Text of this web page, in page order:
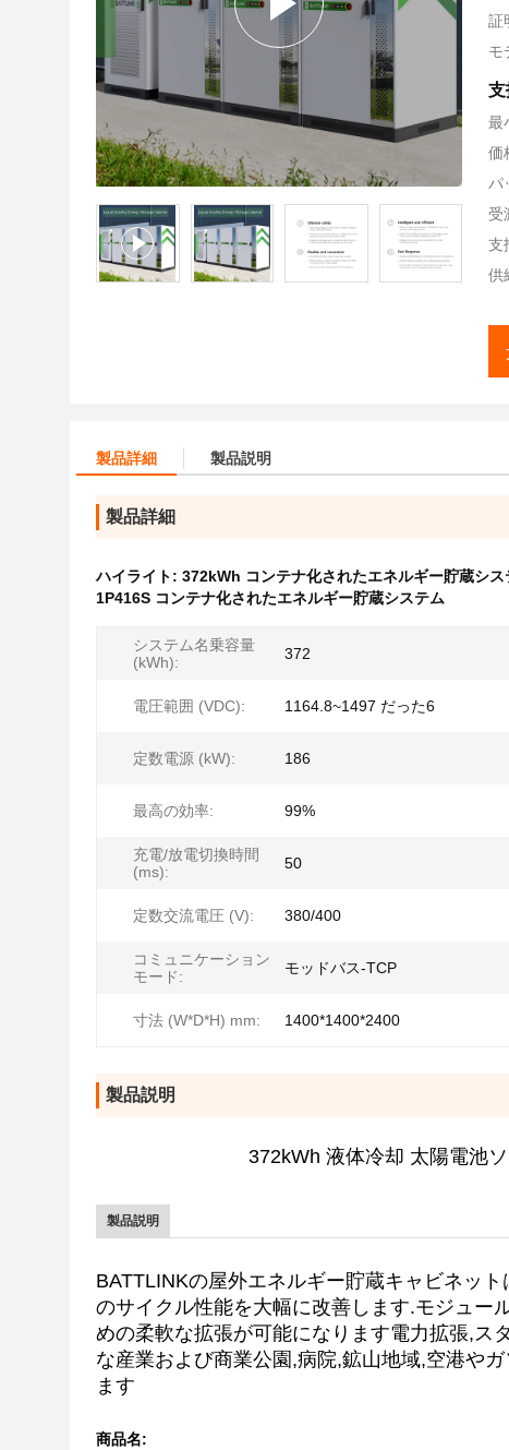
証
モ
支
最
価
パ
受
支
供
製品詳細 製品説明
製品詳細
ハイライト: 372kWh コンテナ化されたエネルギー貯蔵シス
1P416S コンテナ化されたエネルギー貯蔵システム
システム名乗容量
(kWh):
372
電圧範囲 (VDC): 1164.8~1497 だった6
定数電源 (kW): 186
最高の効率: 99%
充電/放電切換時間
(ms):
50
定数交流電圧 (V): 380/400
コミュニケーション
モード:
モッドバス-TCP
寸法 (W*D*H) mm: 1400*1400*2400
製品説明
372kWh 液体冷却 太陽電池
製品説明
BATTLINKの屋外エネルギー貯蔵キャビネッ
のサイクル性能を大幅に改善します.モジュー
めの柔軟な拡張が可能になります電力拡張,ス
な産業および商業公園,病院,鉱山地域,空港や
ます
商品名: